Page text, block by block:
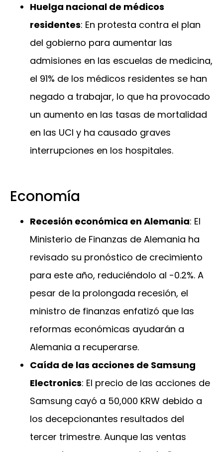
Huelga nacional de médicos
residentes: En protesta contra el plan
del gobierno para aumentar las
admisiones en las escuelas de medicina,
el 91% de los médicos residentes se han
negado a trabajar, lo que ha provocado
un aumento en las tasas de mortalidad
en las UCI y ha causado graves
interrupciones en los hospitales.
Economía
Recesión económica en Alemania: El
Ministerio de Finanzas de Alemania ha
revisado su pronóstico de crecimiento
para este año, reduciéndolo al -0.2%. A
pesar de la prolongada recesión, el
ministro de finanzas enfatizó que las
reformas económicas ayudarán a
Alemania a recuperarse.
Caída de las acciones de Samsung
Electronics: El precio de las acciones de
Samsung cayó a 50,000 KRW debido a
los decepcionantes resultados del
tercer trimestre. Aunque las ventas